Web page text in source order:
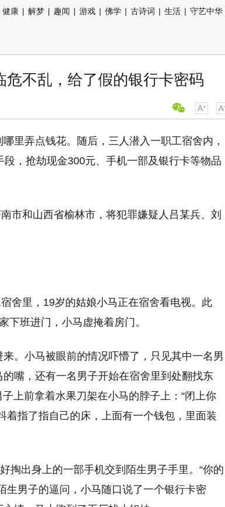
健康 | 解梦 | 趣闻 | 游戏 | 佛学 | 古诗词 | 生活 | 守艺中华
危不乱，给了假的银行卡密码
里弄点钱花。随后，三人潜入一职工宿舍内，
，抢劫现金300元、手机一部及银行卡等物品
市和山西省榆林市，将犯罪嫌疑人吕某兵、刘
舍里，19岁的姑娘小马正在宿舍看电视。此
下班进门，小马虚掩着房门。
。小马被眼前的情况吓懵了，只见其中一名男
嘴，还有一名男子开始在宿舍里到处翻找东
上前拿着水果刀架在小马的脖子上：“闭上你
指了指自己的床，上面有一个钱包，里面装
掏出身上的一部手机交到陌生男子手里。“你的
生男子的逼问，小马随口说了一个银行卡密